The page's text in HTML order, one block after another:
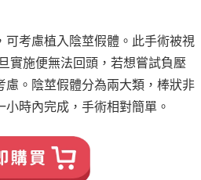
可考慮植入陰莖假體。此手術被視
實施便無法回頭，若想嘗試負壓
慮。陰莖假體分為兩大類，棒狀非
時內完成，手術相對簡單。